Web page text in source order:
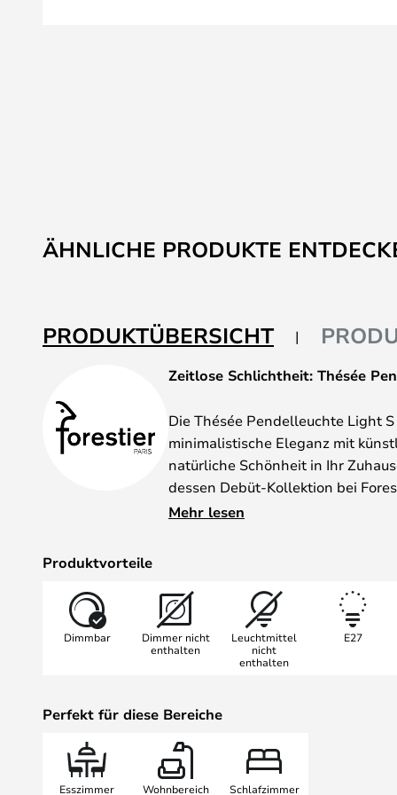
ÄHNLICHE PRODUKTE
PRODUKTÜBERSICHT
Zeitlose Schlichtheit: Thésée
Die Thésée Pendelleuchte Light
minimalistische Eleganz mit
natürliche Schönheit in Ihr
dessen Debüt-Kollektion bei
klaren Formen inspiriert ist,
ihre natürliche Materialität und
weiße und mehrfarbige
und lässt sich problemlos in
Jede Leuchte ist ein Unikat, da
und exklusive Muster kreiert.
Ob im Wohnzimmer, über dem
die Thésée Pendelleuchte S
Mehr lesen
Produktvorteile
Dimmbar
Dimmer nicht
enthalten
Leuchtmittel
nicht
enthalten
E27
Perfekt für diese Bereiche
Esszimmer Wohnbereich Schlafzimmer